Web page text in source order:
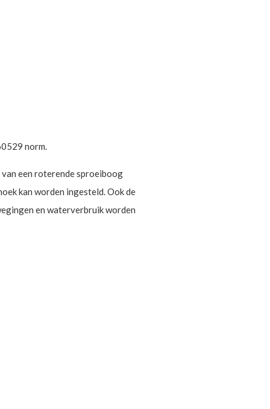
norm.
een roterende sproeiboog
kan worden ingesteld. Ook de
en waterverbruik worden